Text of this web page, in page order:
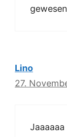
Lino
27.
Jaaaaaa